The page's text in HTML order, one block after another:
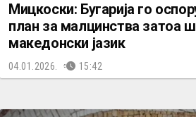
Мицкоски: Бугарија го
план за малцинства затоа
македонски јазик
04.01.2026. 15:42